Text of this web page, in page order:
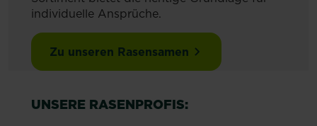
individuelle Ansprüche.
Zu unseren Rasensamen
UNSERE RASENPROFIS: